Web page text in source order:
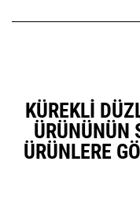
KÜREKLI
ÜRÜNÜNÜN
ÜRÜNLERE